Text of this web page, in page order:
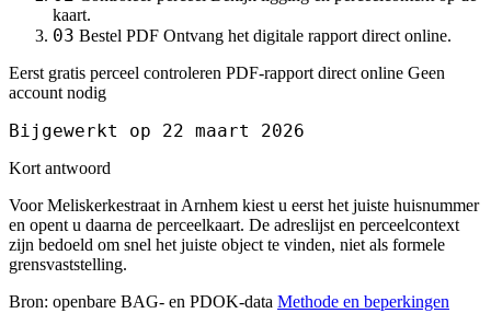
kaart.
03 Bestel PDF Ontvang het digitale rapport direct online.
Eerst gratis perceel controleren PDF-rapport direct online Geen
account nodig
Bijgewerkt op 22 maart 2026
Kort antwoord
Voor Meliskerkestraat in Arnhem kiest u eerst het juiste huisnummer
en opent u daarna de perceelkaart. De adreslijst en perceelcontext
zijn bedoeld om snel het juiste object te vinden, niet als formele
grensvaststelling.
Bron: openbare BAG- en PDOK-data Methode en beperkingen